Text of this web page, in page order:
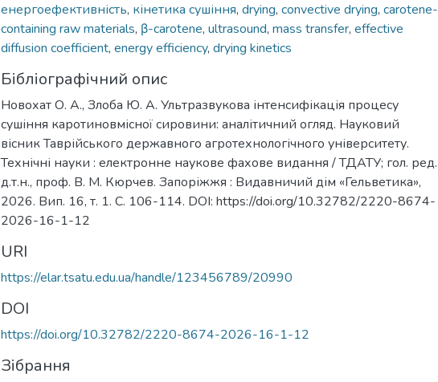
енергоефективність, кінетика сушіння, drying, convective drying, carotene-
containing raw materials, β-carotene, ultrasound, mass transfer, effective
diffusion coefficient, energy efficiency, drying kinetics
Бібліографічний опис
Новохат О. А., Злоба Ю. А. Ультразвукова інтенсифікація процесу
сушіння каротиновмісної сировини: аналітичний огляд. Науковий
вісник Таврійського державного агротехнологічного університету.
Технічні науки : електронне наукове фахове видання / ТДАТУ; гол. ред.
д.т.н., проф. В. М. Кюрчев. Запоріжжя : Видавничий дім «Гельветика»,
2026. Вип. 16, т. 1. С. 106-114. DOI: https://doi.org/10.32782/2220-8674-
2026-16-1-12
URI
https://elar.tsatu.edu.ua/handle/123456789/20990
DOI
https://doi.org/10.32782/2220-8674-2026-16-1-12
Зібрання